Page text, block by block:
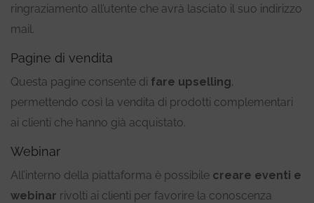
ringraziamento all’utente che avrà lasciato il suo indirizzo
mail.
Pagine di vendita
Questa pagine consente di fare upselling,
permettendo così la vendita di prodotti complementari
ai clienti che hanno già acquistato.
Webinar
All’interno della piattaforma è possibile creare eventi e
webinar rivolti ai clienti per favorire la conoscenza